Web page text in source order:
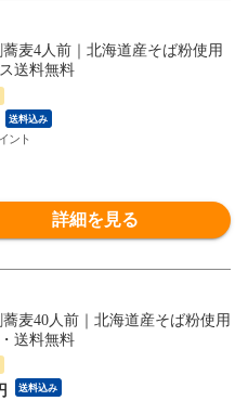
麦4人前｜北海道産そば粉使用
送料無料
送料込み
詳細を見る
麦40人前｜北海道産そば粉使用
送料無料
送料込み